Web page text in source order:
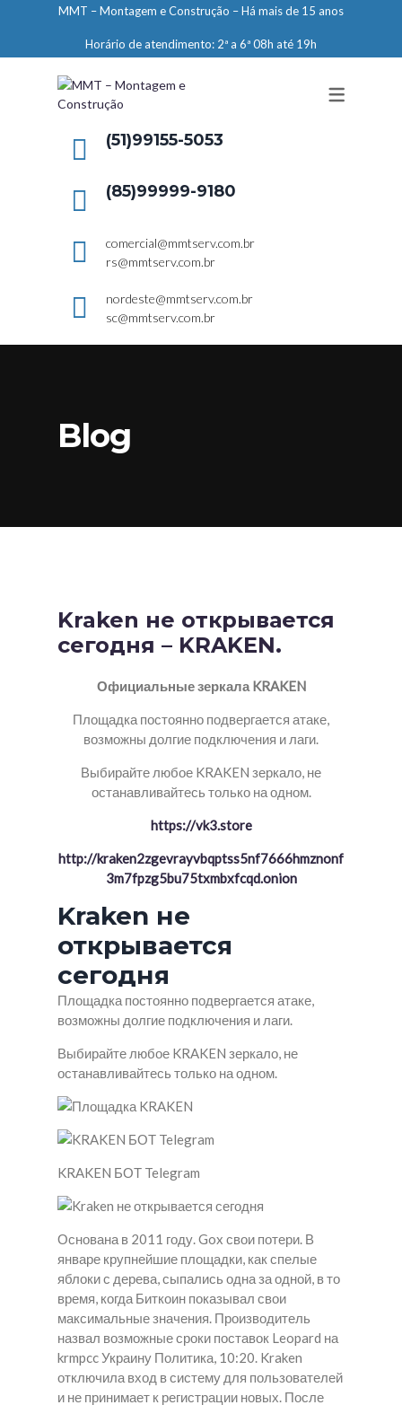
ENGENHARIA
LIMPEZA E CONSERVAÇÃO
MANUTENÇÃO PREDIAL
ELEVADORES – PREPARAÇÃO DE
MMT – Montagem e Construção – Há mais de 15 anos
Horário de atendimento: 2ª a 6ª 08h até 19h
(51)99155-5053
(85)99999-9180
comercial@mmtserv.com.br
rs@mmtserv.com.br
nordeste@mmtserv.com.br
sc@mmtserv.com.br
Blog
Kraken не открывается
сегодня – KRAKEN.
Официальные зеркала KRAKEN
Площадка постоянно подвергается атаке,
возможны долгие подключения и лаги.
Выбирайте любое KRAKEN зеркало, не
останавливайтесь только на одном.
https://vk3.store
http://kraken2zgevrayvbqptss5nf7666hmznonf
3m7fpzg5bu75txmbxfcqd.onion
Kraken не
открывается
сегодня
Площадка постоянно подвергается атаке,
возможны долгие подключения и лаги.
Выбирайте любое KRAKEN зеркало, не
останавливайтесь только на одном.
KRAKEN БОТ Telegram
Основана в 2011 году. Gox свои потери. В
январе крупнейшие площадки, как спелые
яблоки с дерева, сыпались одна за одной, в то
время, когда Биткоин показывал свои
максимальные значения. Производитель
назвал возможные сроки поставок Leopard на
krmpcc Украину Политика, 10:20. Kraken
отключила вход в систему для пользователей
и не принимает к регистрации новых. После